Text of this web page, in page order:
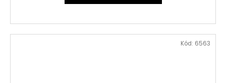
Kód: 6563